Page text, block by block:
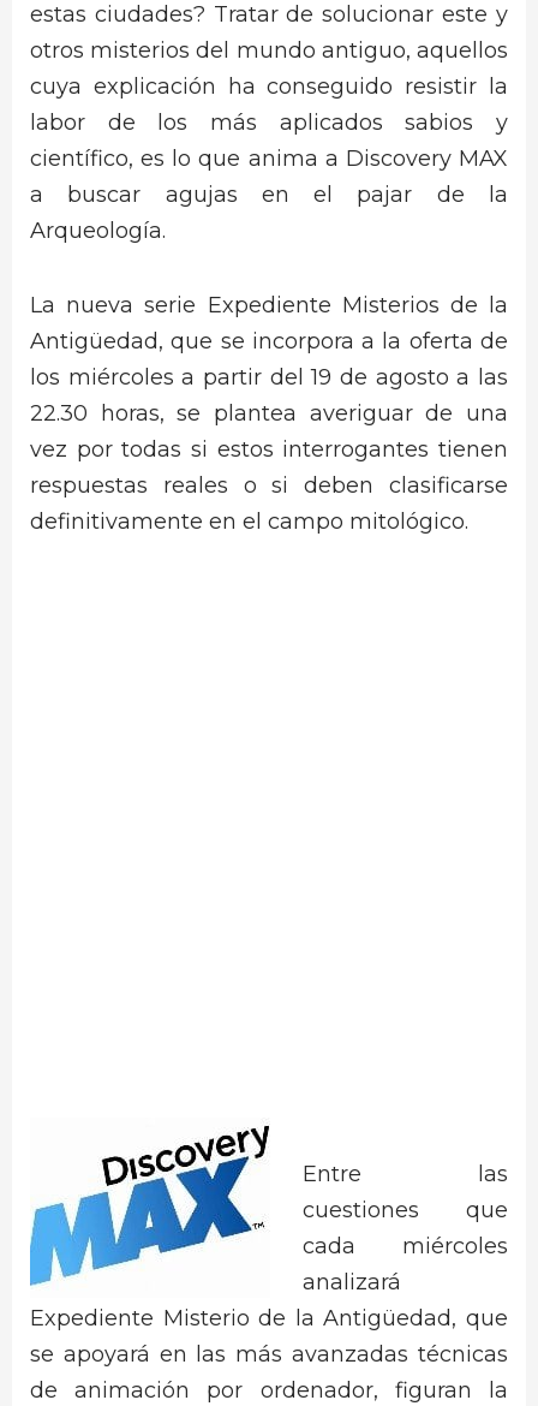
estas ciudades? Tratar de solucionar este y
otros misterios del mundo antiguo, aquellos
cuya explicación ha conseguido resistir la
labor de los más aplicados sabios y
científico, es lo que anima a Discovery MAX
a buscar agujas en el pajar de la
Arqueología.
La nueva serie Expediente Misterios de la
Antigüedad, que se incorpora a la oferta de
los miércoles a partir del 19 de agosto a las
22.30 horas, se plantea averiguar de una
vez por todas si estos interrogantes tienen
respuestas reales o si deben clasificarse
definitivamente en el campo mitológico.
Entre las
cuestiones que
cada miércoles
analizará
Expediente Misterio de la Antigüedad, que
se apoyará en las más avanzadas técnicas
de animación por ordenador, figuran la